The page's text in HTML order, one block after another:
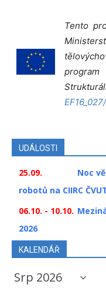
Tento
UDÁLOSTI
25.09.
Noc
robotů na CIIRC
06.10. - 10.10.
2026
KALENDÁŘ